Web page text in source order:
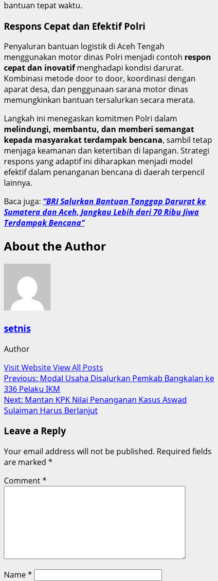
bantuan tepat waktu.
Respons Cepat dan Efektif Polri
Penyaluran bantuan logistik di Aceh Tengah
menggunakan motor dinas Polri menjadi contoh respon
cepat dan inovatifmenghadapi kondisi darurat.
Kombinasi metode door to door, koordinasi dengan
aparat desa, dan penggunaan sarana motor dinas
memungkinkan bantuan tersalurkan secara merata.
Langkah ini menegaskan komitmen Polri dalam
melindungi, membantu, dan memberi semangat
kepada masyarakat terdampak bencana, sambil tetap
menjaga keamanan dan ketertiban di lapangan. Strategi
respons yang adaptif ini diharapkan menjadi model
efektif dalam penanganan bencana di daerah terpencil
lainnya.
Baca juga: “BRI Salurkan Bantuan Tanggap Darurat ke
Sumatera dan Aceh, Jangkau Lebih dari 70 Ribu Jiwa
Terdampak Bencana”
About the Author
setnis
Author
Visit WebsiteView All Posts
Post
navigation
Previous: Modal Usaha Disalurkan Pemkab Bangkalan ke
336 Pelaku IKM
Next: Mantan KPK Nilai Penanganan Kasus Aswad
Sulaiman Harus Berlanjut
Leave a Reply
Your email address will not be published. Required fields
are marked *
Comment*
Name*